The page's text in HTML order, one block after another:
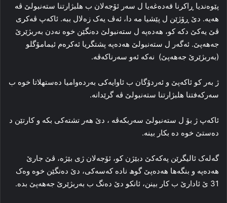
پێوه‌ندیا ڕاکرنا قه‌ده‌غه‌یا ل سه‌ر ئۆجەلان ب هلبژارتنا ستەنبولێ ڤە
هه‌یه‌. دێ ڕۆژێن ل پێشیا مه‌ دا‌، ئه‌ڤ یه‌ک زه‌لال ببه‌. ئاکەپ ڤه‌کری
ڤێ یه‌کێ دکه‌ کو، هەدەپە ل ستەنبولێ ده‌نگێن خوه‌ نه‌دن به‌ربژێرێ
جەهەپێ. ئه‌گه‌ر ل ستەنبولێ هەدەپە پشتگریا ئه‌کره‌م ئیمامۆگلو
(بەربژێرێ جەھەپێ) نه‌که‌ ئه‌و سه‌رناکه‌ڤه‌.
ژ به‌ر کو ئاکەپێ و ئه‌ردۆگان ب ئاوایه‌کی به‌رده‌وامیا ده‌ستهلاتا خوه‌ ب
سه‌رکه‌فتنا هلبژارتنا ستەنبولێ ڤه‌ گرێدانه‌.
ئاکەپ ژ بۆ ل ستەنبولێ سه‌ربکه‌ڤه‌ ، دێ هه‌ر تشته‌کی بکه‌ و كارتێن د
ده‌ستێ خوه‌ ده‌ بکار بینه‌.
گه‌له‌ک ئالیگرێن پەکەکێ دبێژن کو، ئۆجەلان ژی بێژه‌، ڤێ جارێ
هەدەپە و بنگه‌ها هەدەپێ گوھ ناده‌ که‌سه‌کی، دێ ده‌نگێن خوه‌ وه‌ک
31 ێ ئادارێ ب کار بینن، ئانكو دێ دەنگ ب بەربژێرێ جەھەپێ بدە.